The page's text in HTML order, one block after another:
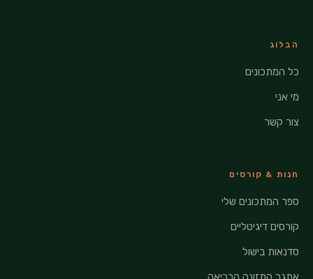
הבלוג
כל המתכונים
מי אני
צור קשר
חנות & קורסים
ספר המתכונים שלי
קורסים דיגיטליים
סדנאות בישול